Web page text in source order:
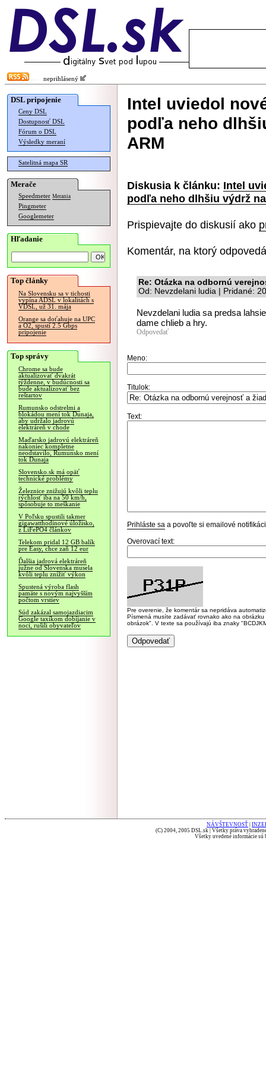
neprihlásený
DSL pripojenie
Ceny DSL
Dostupnosť DSL
Fórum o DSL
Výsledky meraní
Satelitná mapa SR
Merače
Speedmeter Merania
Pingmeter
Googlemeter
Hľadanie
Top články
Na Slovensku sa v tichosti
vypína ADSL v lokalitách s
VDSL, už 31. mája
Orange sa doťahuje na UPC
a O2, spustí 2.5 Gbps
pripojenie
Top správy
Chrome sa bude
aktualizovať dvakrát
týždenne, v budúcnosti sa
bude aktualizovať bez
reštartov
Rumunsko odstrelmi a
blokádou mení tok Dunaja,
aby udržalo jadrovú
elektráreň v chode
Maďarsko jadrovú elektráreň
nakoniec kompletne
neodstavilo, Rumunsko mení
tok Dunaja
Slovensko.sk má opäť
technické problémy
Železnice znižujú kvôli teplu
rýchlosť iba na 50 km/h,
spôsobuje to meškanie
V Poľsku spustili takmer
gigawatthodinové úložisko,
z LiFePO4 článkov
Telekom pridal 12 GB balík
pre Easy, chce zaň 12 eur
Ďalšia jadrová elektráreň
južne od Slovenska musela
kvôli teplu znížiť výkon
Spustená výroba flash
pamäte s novým najvyšším
počtom vrstiev
Súd zakázal samojazdiacim
Google taxíkom dobíjanie v
noci, rušili obyvateľov
Intel uviedol
podľa neho
ARM
Diskusia k článku: Intel
podľa neho dlhšiu výdrž
Prispievajte do diskusií ako
Komentár, na ktorý
Re: Otázka na odbornú
Od: Nevzdelani ludia | Pridané:
Nevzdelani ludia sa predsa
dame chlieb a hry.
Odpovedať
Meno:
Titulok:
Text:
Prihláste sa a povoľte si emailové
Overovací text:
Pre overenie, že komentár sa nepridáva
Písmená musíte zadávať rovnako ako na
obrázok". V texte sa používajú iba znaky
NÁVŠTEVNOSŤ
(C) 2004, 2005 DSL.sk | Všetky práva
Všetky uvedené informácie sú